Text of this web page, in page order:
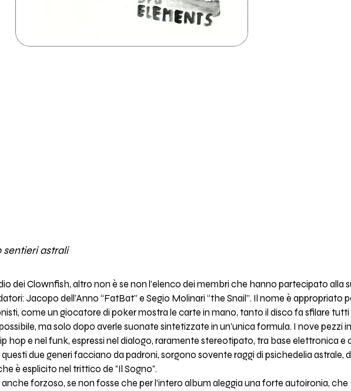
sentieri astrali
dei Clownfish, altro non è se non l’elenco dei membri che hanno partecipato alla
Jacopo dell’Anno “FatBat” e Segio Molinari “the Snail”. Il nome è appropriato
come un giocatore di poker mostra le carte in mano, tanto il disco fa sfilare tutti
ma solo dopo averle suonate sintetizzate in un’unica formula. I nove pezzi
hop e nel funk, espressi nel dialogo, raramente stereotipato, tra base elettronica e
due generi facciano da padroni, sorgono sovente raggi di psichedelia astrale,
è esplicito nel trittico de "Il Sogno".
forzoso, se non fosse che per l’intero album aleggia una forte autoironia, che